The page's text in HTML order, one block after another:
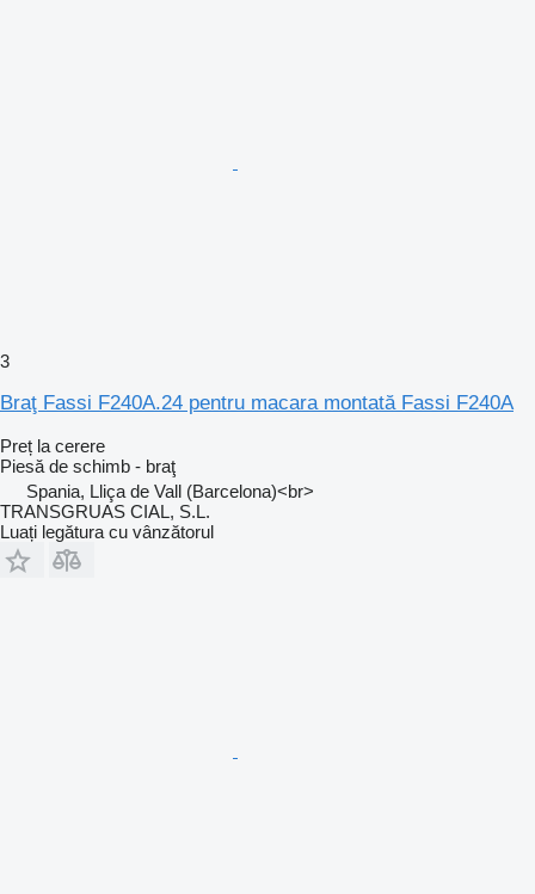
3
Braţ Fassi F240A.24 pentru macara montată Fassi F240A
Preț la cerere
Piesă de schimb - braţ
Spania, Lliça de Vall (Barcelona)<br>
TRANSGRUAS CIAL, S.L.
Luați legătura cu vânzătorul